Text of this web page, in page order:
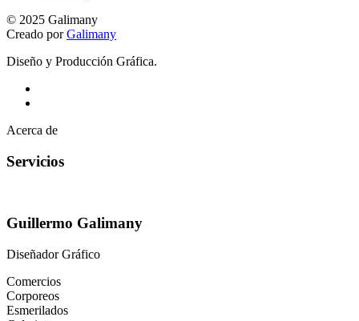
© 2025 Galimany
Creado porGalimany
Diseño y Producción Gráfica.
Acerca de
Servicios
Guillermo Galimany
Diseñador Gráfico
Comercios
Corporeos
Esmerilados